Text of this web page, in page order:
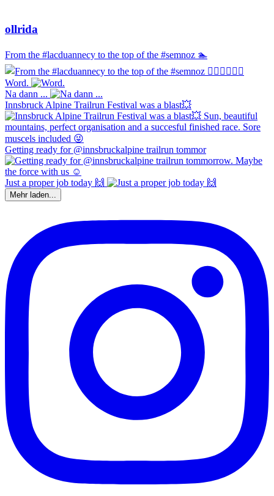
ollrida
From the #lacduannecy to the top of the #semnoz 🏊‍
Word.
Na dann ...
Innsbruck Alpine Trailrun Festival was a blast💥
Getting ready for @innsbruckalpine trailrun tommor
Just a proper job today 🙌
Mehr laden...